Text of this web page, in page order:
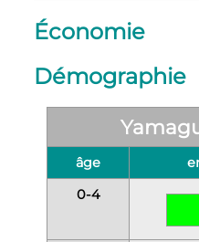
Économie
Démographie
âge
0-4